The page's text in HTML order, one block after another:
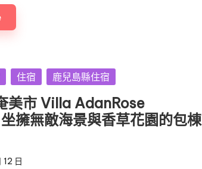
住宿 鹿兒島縣住宿
美市 Villa AdanRose
擁無敵海景與香草花園的包棟
日